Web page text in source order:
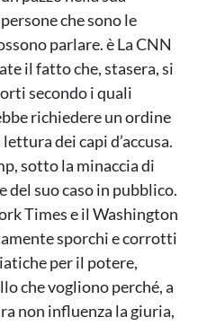
che sono le
parlare. è La CNN
il fatto che, stasera, si
secondo i quali
richiedere un ordine
dei capi d’accusa.
sotto la minaccia di
del suo caso in pubblico.
Times e il Washington
sporchi e corrotti
per il potere,
che vogliono perché, a
non influenza la giuria,